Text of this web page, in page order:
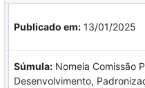
Publicado em: 13/01/2025
Súmula: Nomeia Comissão
Desenvolvimento,